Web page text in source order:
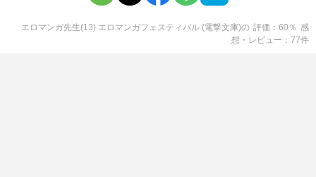
エロマンガ先生(13) エロマンガフェスティバル (電撃文庫)の 評価 60 ％ 感
想・レビュー
77件